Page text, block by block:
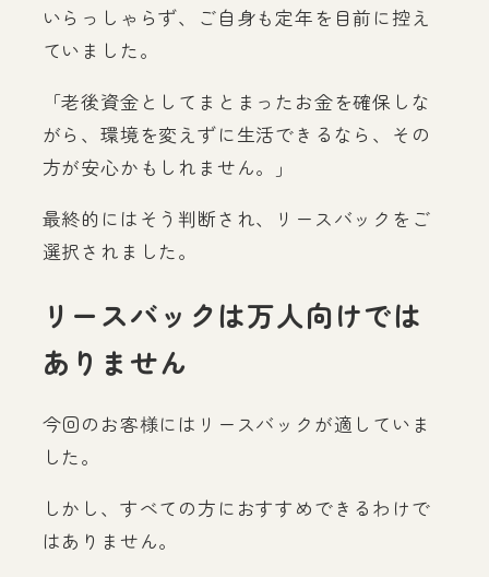
いらっしゃらず、ご自身も定年を目前に控え
ていました。
「老後資金としてまとまったお金を確保しな
がら、環境を変えずに生活できるなら、その
方が安心かもしれません。」
最終的にはそう判断され、リースバックをご
選択されました。
リースバックは万人向けでは
ありません
今回のお客様にはリースバックが適していま
した。
しかし、すべての方におすすめできるわけで
はありません。